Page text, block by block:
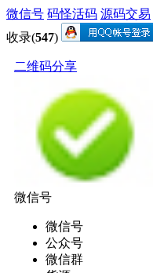
微信号 码怪活码 源码交易
收录(547)
二维码分享
微信号
微信号
公众号
微信群